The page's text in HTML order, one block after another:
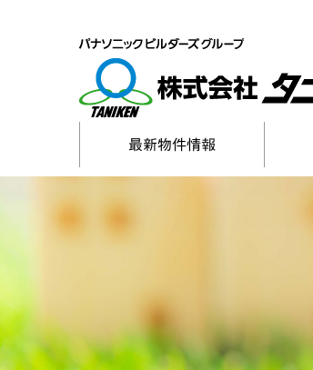
最新物件情報